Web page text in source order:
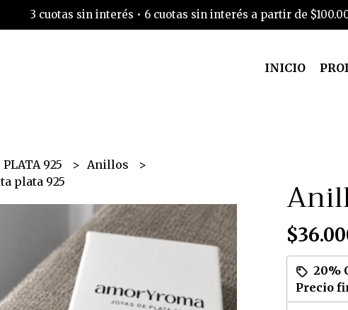
3 cuotas sin interés • 6 cuotas sin interés a partir de
INICIO
PLATA 925
Anillos
plata 925
20%
Precio